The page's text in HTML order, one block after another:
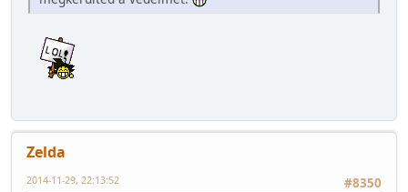
Zelda
#8350
2014-11-29, 22:13:52